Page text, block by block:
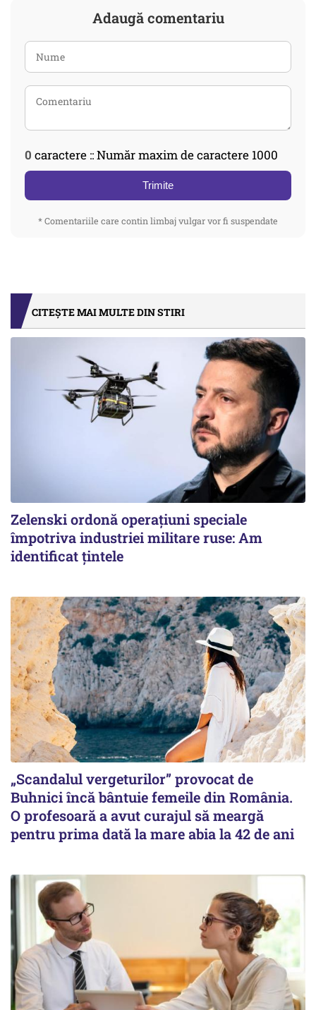
Adaugă comentariu
0 caractere :: Număr maxim de caractere 1000
Trimite
* Comentariile care contin limbaj vulgar vor fi suspendate
CITEȘTE MAI MULTE DIN STIRI
Zelenski ordonă operațiuni speciale
împotriva industriei militare ruse: Am
identificat țintele
„Scandalul vergeturilor” provocat de
Buhnici încă bântuie femeile din România.
O profesoară a avut curajul să meargă
pentru prima dată la mare abia la 42 de ani